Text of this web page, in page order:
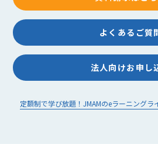
よくあるご質
法人向けお申し
定額制で学び放題！JMAMのeラーニングラ